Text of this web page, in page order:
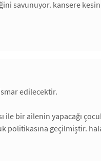
savunuyor. kansere
edilecektir.
bir ailenin yapacağı
geçilmiştir.